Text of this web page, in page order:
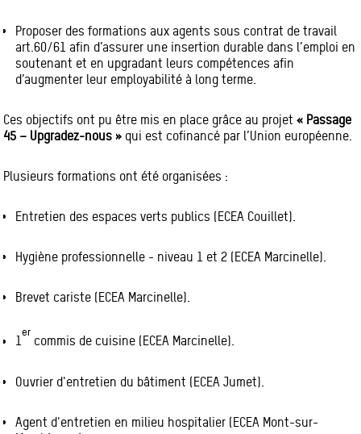
Proposer des formations aux agents sous contrat de travail
art.60/61 afin d’assurer une insertion durable dans l’emploi en
soutenant et en upgradant leurs compétences afin
d’augmenter leur employabilité à long terme.
Ces objectifs ont pu être mis en place grâce au projet« Passage
45 – Upgradez-nous » qui est cofinancé par l’Union européenne.
Plusieurs formations ont été organisées :
Entretien des espaces verts publics (ECEA Couillet).
Hygiène professionnelle - niveau 1 et 2 (ECEA Marcinelle).
Brevet cariste (ECEA Marcinelle).
1
er
commis de cuisine (ECEA Marcinelle).
Ouvrier d'entretien du bâtiment (ECEA Jumet).
Agent d'entretien en milieu hospitalier (ECEA Mont-sur-